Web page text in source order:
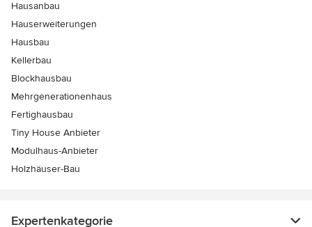
Hausanbau
Hauserweiterungen
Hausbau
Kellerbau
Blockhausbau
Mehrgenerationenhaus
Fertighausbau
Tiny House Anbieter
Modulhaus-Anbieter
Holzhäuser-Bau
Expertenkategorie